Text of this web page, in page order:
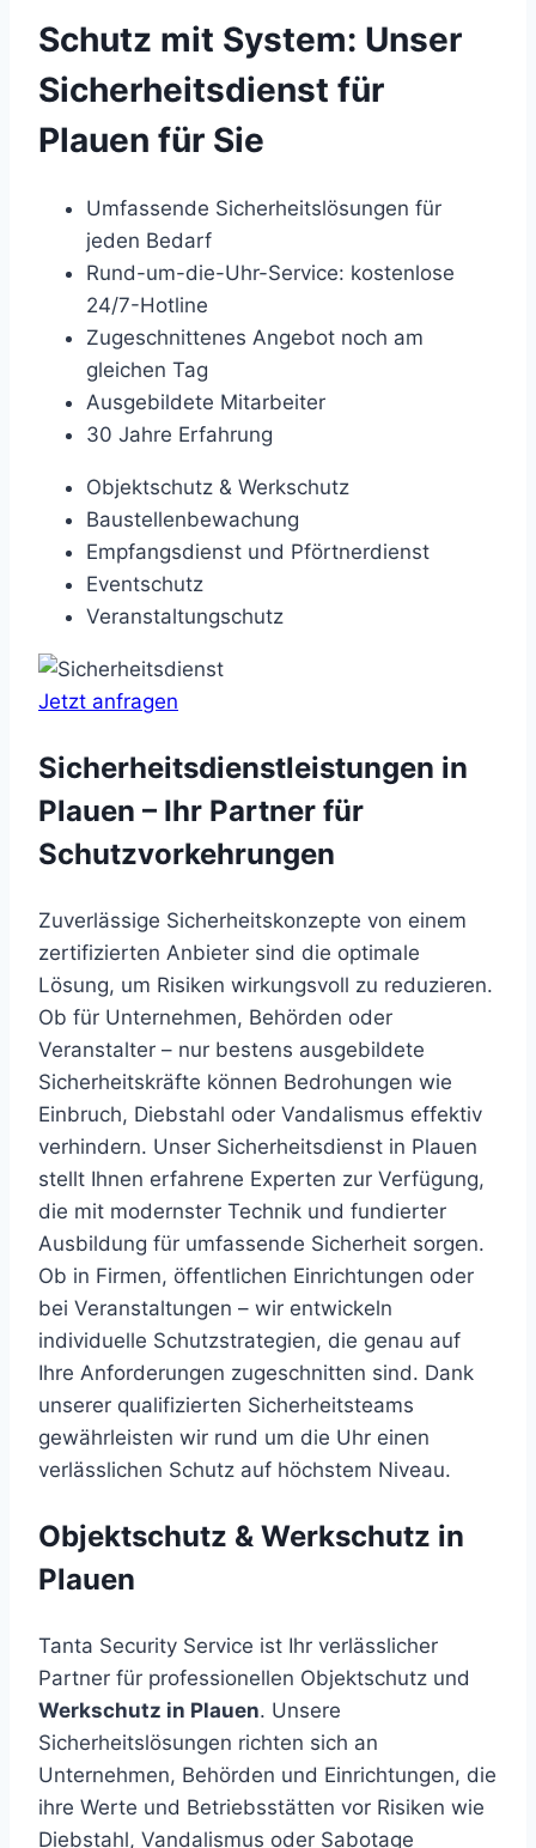
Schutz mit System: Unser
Sicherheitsdienst für
Plauen für Sie
Umfassende Sicherheitslösungen für
jeden Bedarf
Rund-um-die-Uhr-Service: kostenlose
24/7-Hotline
Zugeschnittenes Angebot noch am
gleichen Tag
Ausgebildete Mitarbeiter
30 Jahre Erfahrung
Objektschutz & Werkschutz
Baustellenbewachung
Empfangsdienst und Pförtnerdienst
Eventschutz
Veranstaltungschutz
Jetzt anfragen
Sicherheitsdienstleistungen in
Plauen – Ihr Partner für
Schutzvorkehrungen
Zuverlässige Sicherheitskonzepte von einem
zertifizierten Anbieter sind die optimale
Lösung, um Risiken wirkungsvoll zu reduzieren.
Ob für Unternehmen, Behörden oder
Veranstalter – nur bestens ausgebildete
Sicherheitskräfte können Bedrohungen wie
Einbruch, Diebstahl oder Vandalismus effektiv
verhindern. Unser Sicherheitsdienst in Plauen
stellt Ihnen erfahrene Experten zur Verfügung,
die mit modernster Technik und fundierter
Ausbildung für umfassende Sicherheit sorgen.
Ob in Firmen, öffentlichen Einrichtungen oder
bei Veranstaltungen – wir entwickeln
individuelle Schutzstrategien, die genau auf
Ihre Anforderungen zugeschnitten sind. Dank
unserer qualifizierten Sicherheitsteams
gewährleisten wir rund um die Uhr einen
verlässlichen Schutz auf höchstem Niveau.
Objektschutz & Werkschutz in
Plauen
Tanta Security Service ist Ihr verlässlicher
Partner für professionellen Objektschutz und
Werkschutz in Plauen. Unsere
Sicherheitslösungen richten sich an
Unternehmen, Behörden und Einrichtungen, die
ihre Werte und Betriebsstätten vor Risiken wie
Diebstahl, Vandalismus oder Sabotage